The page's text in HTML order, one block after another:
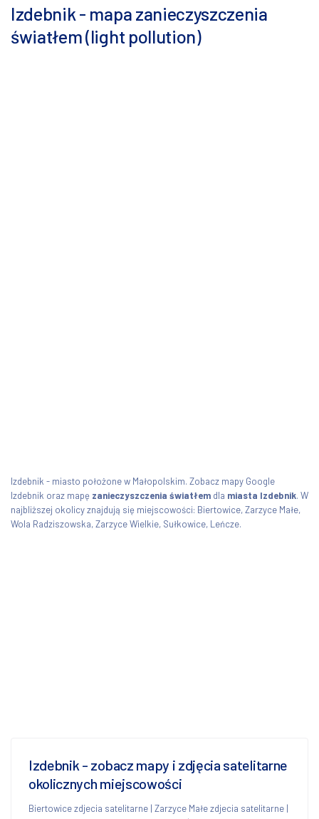
Izdebnik - mapa zanieczyszczenia
światłem (light pollution)
Izdebnik - miasto położone w Małopolskim. Zobacz mapy Google
Izdebnik oraz mapę zanieczyszczenia światłem dla miasta Izdebnik. W
najbliższej okolicy znajdują się miejscowości: Biertowice, Zarzyce Małe,
Wola Radziszowska, Zarzyce Wielkie, Sułkowice, Leńcze.
Izdebnik - zobacz mapy i zdjęcia satelitarne
okolicznych miejscowości
Biertowice zdjecia satelitarne | Zarzyce Małe zdjecia satelitarne |